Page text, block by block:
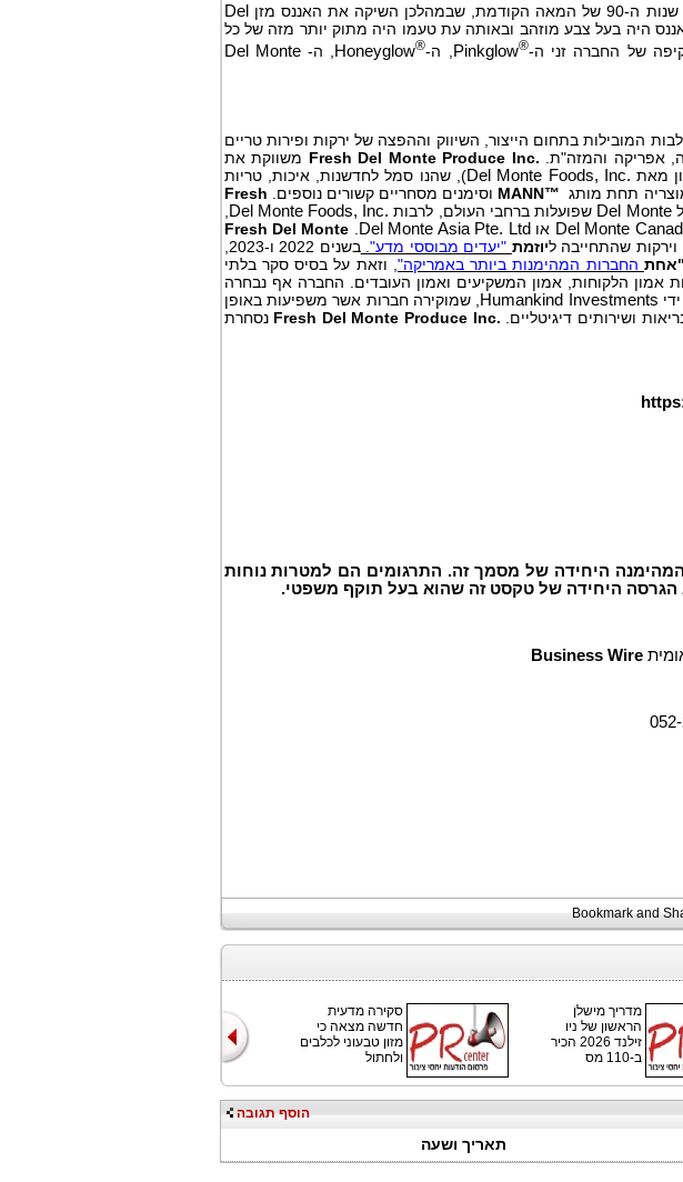
את האננס מזן
Del
היה בעל צבע מוזהב ובאותה עת טעמו היה מתוק יותר מזה של כל
של החברה זני ה- Pinkglow® , ה- Honeyglow® , ה-Del Monte
המובילות בתחום הייצור, השיווק וההפצה של ירקות ופירות טריים
אפריקה והמזה"ת. Fresh Del Monte Produce Inc. משווקת את
מאת Del Monte Foods, Inc.), שהנו סמל לחדשנות, איכות, טריות
MANN™ וסימנים מסחריים קשורים נוספים. Fresh
Del Monte שפועלות ברחבי העולם, לרבות Del Monte Foods, Inc.
Del Monte או Del Monte Asia Pte. Ltd
Fresh Del Monte
שהתחייבה ליוזמת "יעדים מבוססי מדע".בשנים 2022 ו-2023,
החברות המהימנות ביותר באמריקה" , וזאת על בסיס סקר בלתי
אמון הלקוחות, אמון המשקיעים ואמון העובדים. החברה אף נבחרה
Humankind Investments
, שמוקירה חברות אשר משפיעות באופן
ושירותים דיגיטליים. Fresh Del Monte Produce Inc. נסחרת
היחידה של מסמך זה. התרגומים הם למטרות נוחות
היחידה של טקסט זה שהוא בעל תוקף משפטי.
Business Wire
סקירה מדעית
חדשה מצאה כי
מזון טבעוני לכלבים
ולחתול
מדריך מישלן
הראשון של ניו
זילנד 2026 הכיר
ב-110 מס
הוסף תגובה
תאריך ושעה